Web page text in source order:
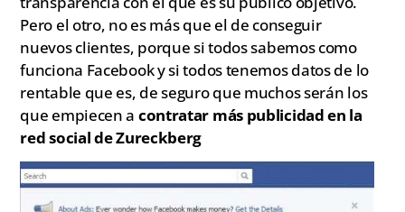
Pero el otro, no es más que el de conseguir
nuevos clientes, porque si todos sabemos como
funciona Facebook y si todos tenemos datos de lo
rentable que es, de seguro que muchos serán los
que empiecen a contratar más publicidad en la
red social de Zureckberg